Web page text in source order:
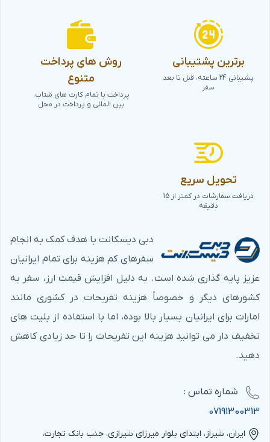
برترین پشتیبانی
پشیبانی 24 ساعته، قبل تا بعد
سفر
روش های پرداخت
متنوع
پرداخت با تمام کارت های شتاب،
بین المللی و پرداخت در محل
تحویل سریع
دریافت سفارشات در کمتر از 15
دقیقه
دبی دیسکانت با هدف کمک به انجام
سفرهای کم هزینه برای تمام ایرانیان
عزیز پایه گذاری شده است. به دلیل افزایش قیمت ارز، سفر به
کشورهای دیگر و خصوصاً هزینه تفریحات در کشوری مانند
امارات برای ایرانیان بسیار بالا بوده، اما با استفاده از بلیت های
تخفیف دار می توانید هزینه این تفریحات را تا حد زیادی کاهش
دهید.
شماره‌ تماس :
07191300313
ایران، شیراز، ابتدای بلوار میرزای شیرازی، جنب بانک تجارت،